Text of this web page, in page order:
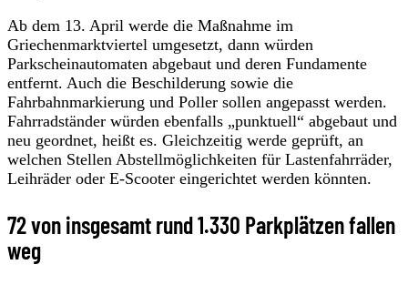
Ab dem 13. April werde die Maßnahme im
Griechenmarktviertel umgesetzt, dann würden
Parkscheinautomaten abgebaut und deren Fundamente
entfernt. Auch die Beschilderung sowie die
Fahrbahnmarkierung und Poller sollen angepasst werden.
Fahrradständer würden ebenfalls „punktuell“ abgebaut und
neu geordnet, heißt es. Gleichzeitig werde geprüft, an
welchen Stellen Abstellmöglichkeiten für Lastenfahrräder,
Leihräder oder E-Scooter eingerichtet werden könnten.
72 von insgesamt rund 1.330 Parkplätzen fallen
weg